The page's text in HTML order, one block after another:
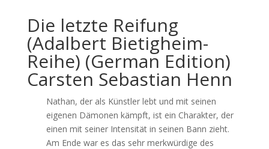
Die letzte Reifung
(Adalbert Bietigheim-
Reihe) (German Edition)
Carsten Sebastian Henn
Nathan, der als Künstler lebt und mit seinen
eigenen Dämonen kämpft, ist ein Charakter, der
einen mit seiner Intensität in seinen Bann zieht.
Am Ende war es das sehr merkwürdige des